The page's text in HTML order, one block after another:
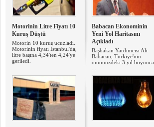
Motorinin Litre Fiyatı 10
Kuruş Düştü
Motorin 10 kuruş ucuzladı.
Motorinin fiyatı İstanbul'da,
litre başına 4,34'ten 4,24'ye
geriledi.
Babacan Ekonominin
Yeni Yol Haritasını
Açıkladı
Başbakan Yardımcısı Ali
Babacan, Türkiye'nin
önümüzdeki 3 yıl boyunca